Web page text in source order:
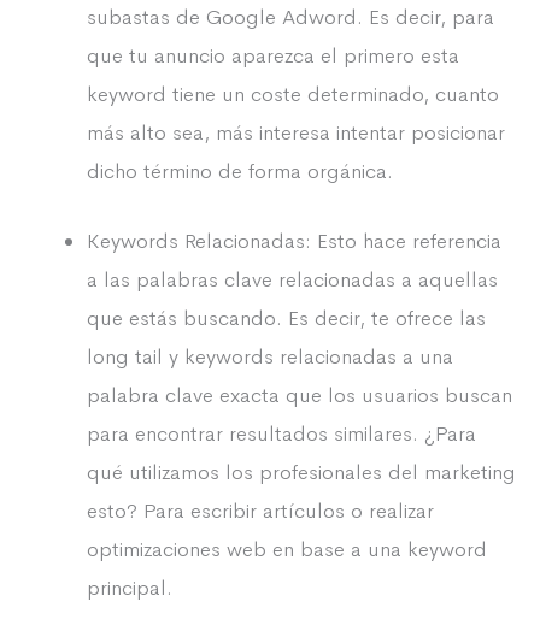
subastas de Google Adword. Es decir, para
que tu anuncio aparezca el primero esta
keyword tiene un coste determinado, cuanto
más alto sea, más interesa intentar posicionar
dicho término de forma orgánica.
Keywords Relacionadas: Esto hace referencia
a las palabras clave relacionadas a aquellas
que estás buscando. Es decir, te ofrece las
long tail y keywords relacionadas a una
palabra clave exacta que los usuarios buscan
para encontrar resultados similares. ¿Para
qué utilizamos los profesionales del marketing
esto? Para escribir artículos o realizar
optimizaciones web en base a una keyword
principal.